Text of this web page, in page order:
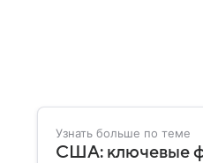
Узнать больше по теме
США: ключевые